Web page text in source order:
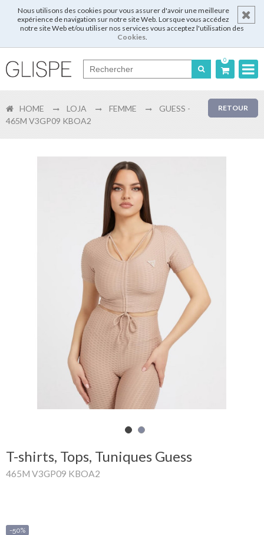
Nous utilisons des cookies pour vous assurer d'avoir une meilleure
expérience de navigation sur notre site Web. Lorsque vous accédez
notre site Web et/ou utiliser nos services vous acceptez l'utilisation des
Cookies.
0
English
Français
Enregistrer
Mon
panier
Glispe
Femme
Homme
RETOUR
HOME LOJA FEMME
GUESS -
465M V3GP09 KBOA2
T-shirts, Tops, Tuniques Guess
465M V3GP09 KBOA2
-50%